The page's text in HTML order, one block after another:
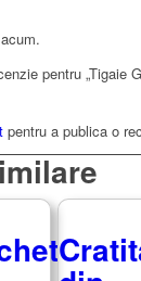
pentru „Tigaie
pentru a publica o